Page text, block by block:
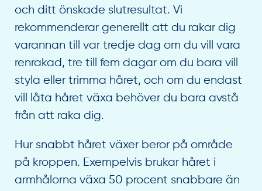
och ditt önskade slutresultat. Vi
rekommenderar generellt att du rakar dig
varannan till var tredje dag om du vill vara
renrakad, tre till fem dagar om du bara vill
styla eller trimma håret, och om du endast
vill låta håret växa behöver du bara avstå
från att raka dig.
Hur snabbt håret växer beror på område
på kroppen. Exempelvis brukar håret i
armhålorna växa 50 procent snabbare än